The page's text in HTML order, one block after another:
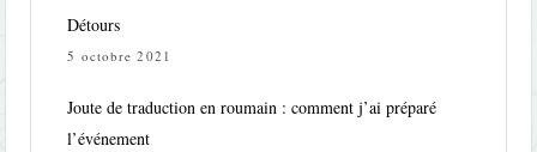
Détours
5 octobre 2021
Joute de traduction en roumain : comment j’ai préparé
l’événement